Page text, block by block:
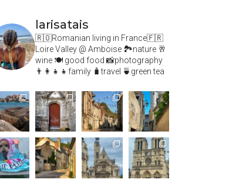
larisatais
🇷🇴Romanian living in France🇫🇷
Loire Valley @ Amboise 🏞️nature 🥂
wine 🍽 good food 📸photography
👨‍👩‍👧‍👧family 🧳travel 🍵green tea